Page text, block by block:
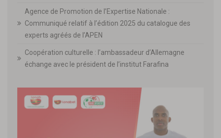
Agence de Promotion de l’Expertise Nationale :
Communiqué relatif à l’édition 2025 du catalogue des
experts agréés de l’APEN
Coopération culturelle : l’ambassadeur d’Allemagne
échange avec le président de l’institut Farafina